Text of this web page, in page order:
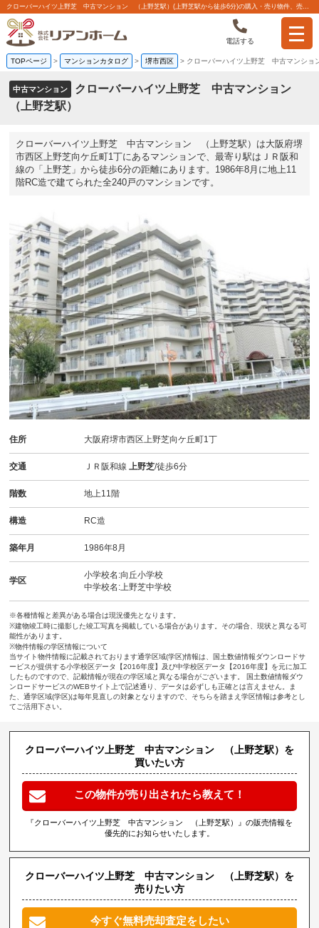
クローバーハイツ上野芝 中古マンション （上野芝駅）(上野芝駅から徒歩6分)の購入・売り物件、売却査定・相場・売却価格マンション情報｜株式会社リアンホーム
電話する
TOPページ > マンションカタログ > 堺市西区 > クローバーハイツ上野芝 中古マンシ
中古マンション
クローバーハイツ上野芝 中古マンション
（上野芝駅）
クローバーハイツ上野芝 中古マンション （上野芝駅）は大阪府堺
市西区上野芝向ケ丘町1丁にあるマンションで、最寄り駅はＪＲ阪和
線の「上野芝」から徒歩6分の距離にあります。1986年8月に地上11
階RC造で建てられた全240戸のマンションです。
住所 大阪府堺市西区上野芝向ケ丘町1丁
交通 ＪＲ阪和線上野芝/徒歩6分
階数 地上11階
構造 RC造
築年月 1986年8月
学区
小学校名:向丘小学校
中学校名:上野芝中学校
※各種情報と差異がある場合は現況優先となります。
※建物竣工時に撮影した竣工写真を掲載している場合があります。その場合、現状と異なる可
能性があります。
※物件情報の学区情報について
当サイト物件情報に記載されております通学区域(学区)情報は、国土数値情報ダウンロードサ
ービスが提供する小学校区データ【2016年度】及び中学校区データ【2016年度】を元に加工
したものですので、記載情報が現在の学区域と異なる場合がございます。 国土数値情報ダウ
ンロードサービスのWEBサイト上で記述通り、データは必ずしも正確とは言えません。ま
た、通学区域(学区)は毎年見直しの対象となりますので、そちらを踏まえ学区情報は参考とし
てご活用下さい。
クローバーハイツ上野芝 中古マンション （上野芝駅）を
買いたい方
この物件が売り出されたら教えて！
『クローバーハイツ上野芝 中古マンション （上野芝駅）』の販売情報を
優先的にお知らせいたします。
クローバーハイツ上野芝 中古マンション （上野芝駅）を
売りたい方
今すぐ無料売却査定をしたい